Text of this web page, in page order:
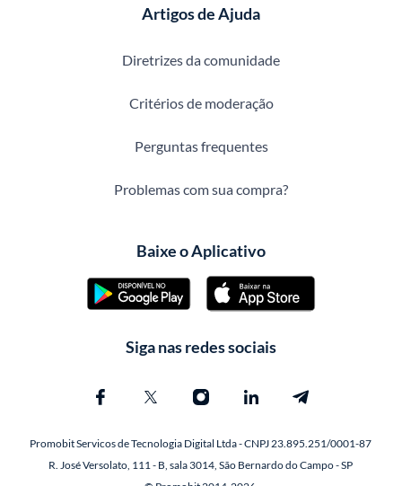
Artigos de Ajuda
Diretrizes da comunidade
Critérios de moderação
Perguntas frequentes
Problemas com sua compra?
Baixe o Aplicativo
Siga nas redes sociais
Promobit Servicos de Tecnologia Digital Ltda - CNPJ 23.895.251/0001-87
R. José Versolato, 111 - B, sala 3014, São Bernardo do Campo - SP